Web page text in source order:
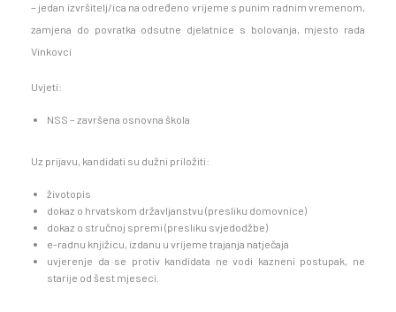
– jedan izvršitelj/ica na određeno vrijeme s punim radnim vremenom,
zamjena do povratka odsutne djelatnice s bolovanja, mjesto rada
Vinkovci
Uvjeti:
NSS – završena osnovna škola
Uz prijavu, kandidati su dužni priložiti:
životopis
dokaz o hrvatskom državljanstvu (presliku domovnice)
dokaz o stručnoj spremi (presliku svjedodžbe)
e-radnu knjižicu, izdanu u vrijeme trajanja natječaja
uvjerenje da se protiv kandidata ne vodi kazneni postupak, ne
starije od šest mjeseci.